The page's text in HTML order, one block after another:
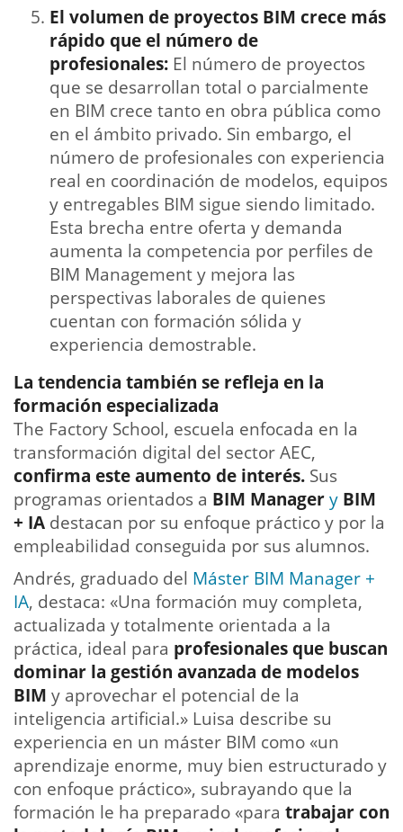
El volumen de proyectos BIM crece más
rápido que el número de
profesionales: El número de proyectos
que se desarrollan total o parcialmente
en BIM crece tanto en obra pública como
en el ámbito privado. Sin embargo, el
número de profesionales con experiencia
real en coordinación de modelos, equipos
y entregables BIM sigue siendo limitado.
Esta brecha entre oferta y demanda
aumenta la competencia por perfiles de
BIM Management y mejora las
perspectivas laborales de quienes
cuentan con formación sólida y
experiencia demostrable.
La tendencia también se refleja en la
formación especializada
The Factory School, escuela enfocada en la
transformación digital del sector AEC,
confirma este aumento de interés. Sus
programas orientados a BIM Managery BIM
+ IA destacan por su enfoque práctico y por la
empleabilidad conseguida por sus alumnos.
Andrés, graduado del Máster BIM Manager +
IA, destaca: «Una formación muy completa,
actualizada y totalmente orientada a la
práctica, ideal para profesionales que buscan
dominar la gestión avanzada de modelos
BIM y aprovechar el potencial de la
inteligencia artificial.» Luisa describe su
experiencia en un máster BIM como «un
aprendizaje enorme, muy bien estructurado y
con enfoque práctico», subrayando que la
formación le ha preparado «para trabajar con